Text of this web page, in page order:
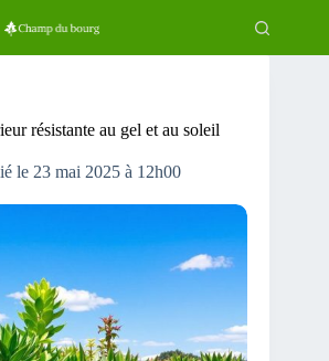
résistante au gel et au soleil
le 23 mai 2025 à 12h00